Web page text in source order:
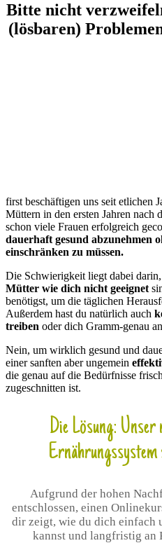
Bitte nicht
(lösbaren)
first beschäftigen uns seit etlichen
Müttern in den ersten Jahren nach
schon viele Frauen erfolgreich
dauerhaft gesund abzunehmen
einschränken zu müssen.
Die Schwierigkeit liegt dabei darin,
Mütter wie dich nicht geeignet
benötigst, um die täglichen
Außerdem hast du natürlich auch
treiben oder dich Gramm-genau
Nein, um wirklich gesund und
einer sanften aber ungemein
die genau auf die Bedürfnisse
zugeschnitten ist.
Die Lösung: Unser
Aufgrund der hohen
entschlossen, einen
dir zeigt, wie du dich einfach
kannst und langfristig an